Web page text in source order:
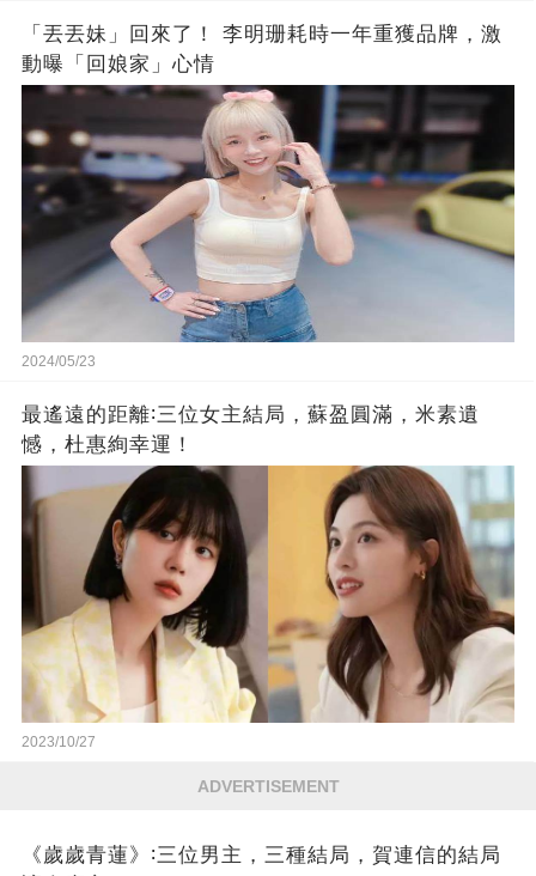
「丟丟妹」回來了！ 李明珊耗時一年重獲品牌，激
動曝「回娘家」心情
2024/05/23
最遙遠的距離∶三位女主結局，蘇盈圓滿，米素遺
憾，杜惠絢幸運！
2023/10/27
ADVERTISEMENT
《歲歲青蓮》∶三位男主，三種結局，賀連信的結局